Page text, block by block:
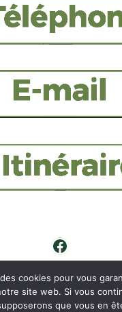
Facebook
cookies pour vous
site web. Si vous
que vous en